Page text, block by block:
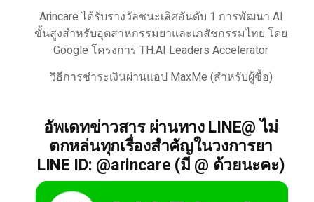
Arincare ได้รับรางวัลชนะเลิศอันดับ 1 การพัฒนา AI
ขั้นสูงสำหรับอุตสาหกรรมยาและเภสัชกรรมไทย โดย
Google โครงการ TH.AI Leaders Accelerator
วิธีการชำระเงินผ่านแอป MaxMe (สำหรับผู้ซื้อ)
อัพเดทข่าวสาร ผ่านทาง LINE@ ไม่
ตกหล่นทุกเรื่องสำคัญในวงการยา
LINE ID: @arincare (มี @ ด้วยนะคะ)